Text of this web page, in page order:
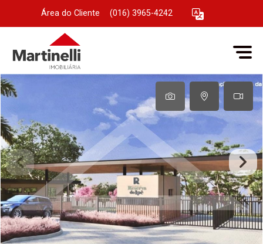
Área do Cliente (016) 3965-4242